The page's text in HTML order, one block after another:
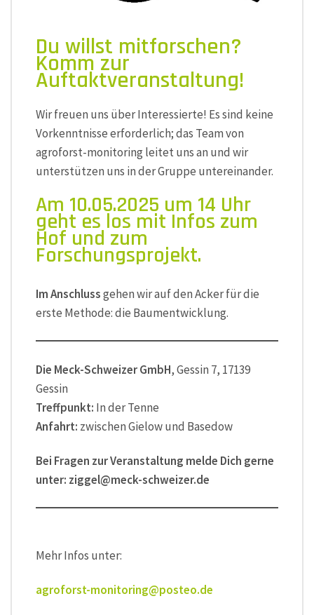
Du willst mitforschen?
Komm zur
Auftaktveranstaltung!
Wir freuen uns über Interessierte! Es sind keine
Vorkenntnisse erforderlich; das Team von
agroforst-monitoring leitet uns an und wir
unterstützen uns in der Gruppe untereinander.
Am 10.05.2025 um 14 Uhr
geht es los mit Infos zum
Hof und zum
Forschungsprojekt.
Im Anschlussgehen wir auf den Acker für die
erste Methode: die Baumentwicklung.
Die Meck-Schweizer GmbH, Gessin 7, 17139
Gessin
Treffpunkt: In der Tenne
Anfahrt: zwischen Gielow und Basedow
Bei Fragen zur Veranstaltung melde Dich gerne
unter: ziggel@meck-schweizer.de
Mehr Infos unter:
agroforst-monitoring@posteo.de